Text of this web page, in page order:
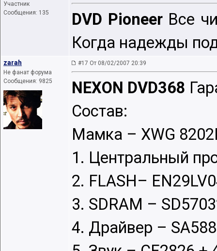
Участник
Сообщения: 135
DVD PioneerВсе
Когда надежды
zarah
Не фанат форума
Сообщения: 9825
#17 От 08/02/2007 20:39
NEXON DVD368
Состав:
Мамка – XWG
1. Центральный
2. FLASH–
3. SDRAM –
4. Драйвер –